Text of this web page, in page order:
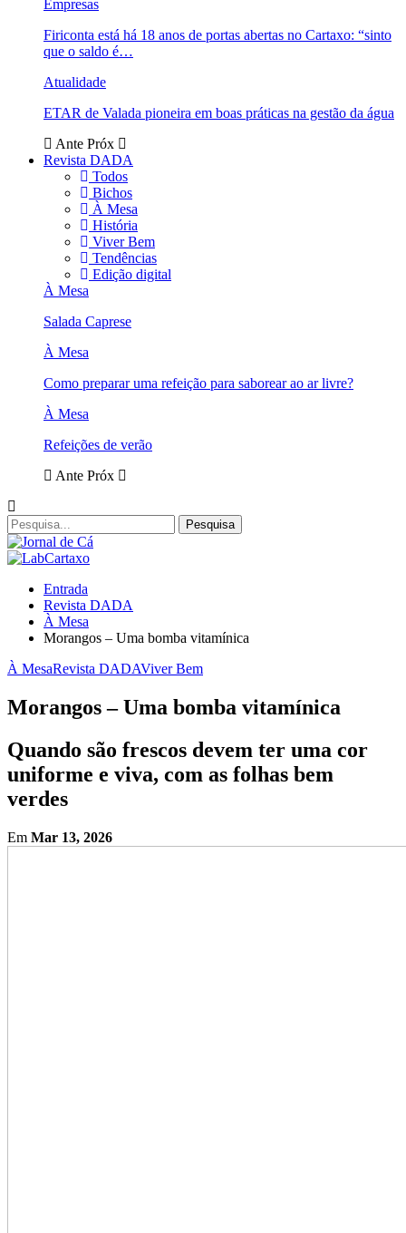
Empresas
Firiconta está há 18 anos de portas abertas no Cartaxo: “sinto
que o saldo é…
Atualidade
ETAR de Valada pioneira em boas práticas na gestão da água
Ante Próx
Revista DADA
Todos
Bichos
À Mesa
História
Viver Bem
Tendências
Edição digital
À Mesa
Salada Caprese
À Mesa
Como preparar uma refeição para saborear ao ar livre?
À Mesa
Refeições de verão
Ante Próx
Entrada
Revista DADA
À Mesa
Morangos – Uma bomba vitamínica
À MesaRevista DADAViver Bem
Morangos – Uma bomba vitamínica
Quando são frescos devem ter uma cor
uniforme e viva, com as folhas bem
verdes
Em Mar 13, 2026